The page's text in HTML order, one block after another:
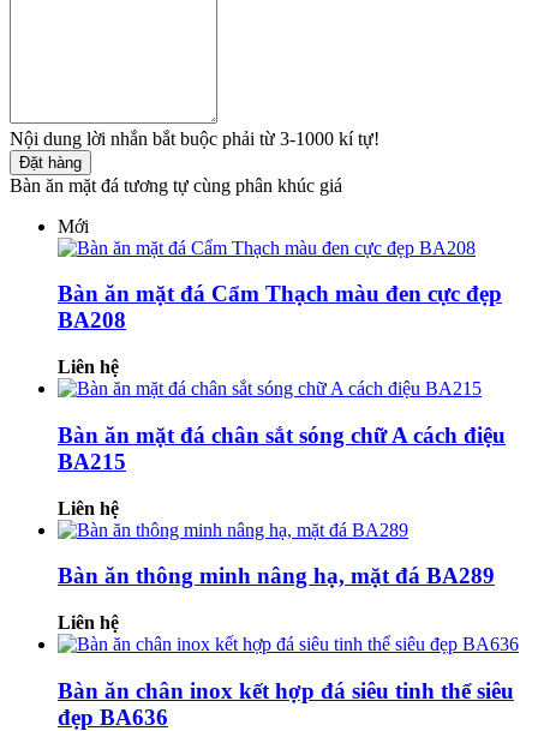
Nội dung lời nhắn bắt buộc phải từ 3-1000 kí tự!
Đặt hàng
Bàn ăn mặt đá tương tự cùng phân khúc giá
Mới
Bàn ăn mặt đá Cẩm Thạch màu đen cực đẹp
BA208
Liên hệ
Bàn ăn mặt đá chân sắt sóng chữ A cách điệu
BA215
Liên hệ
Bàn ăn thông minh nâng hạ, mặt đá BA289
Liên hệ
Bàn ăn chân inox kết hợp đá siêu tinh thể siêu
đẹp BA636